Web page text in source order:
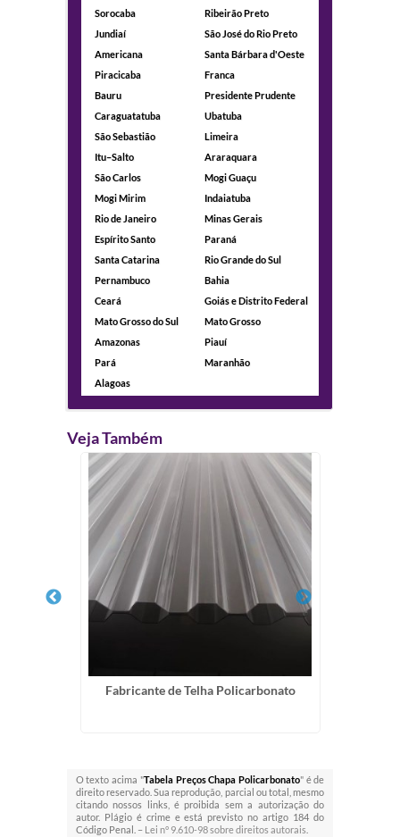
Sorocaba
Ribeirão Preto
Jundiaí
São José do Rio Preto
Americana
Santa Bárbara d'Oeste
Piracicaba
Franca
Bauru
Presidente Prudente
Caraguatatuba
Ubatuba
São Sebastião
Limeira
Itu–Salto
Araraquara
São Carlos
Mogi Guaçu
Mogi Mirim
Indaiatuba
Rio de Janeiro
Minas Gerais
Espírito Santo
Paraná
Santa Catarina
Rio Grande do Sul
Pernambuco
Bahia
Ceará
Goiás e Distrito Federal
Mato Grosso do Sul
Mato Grosso
Amazonas
Piauí
Pará
Maranhão
Alagoas
Veja Também
Fabricante de Telha Policarbonato
O texto acima "Tabela Preços Chapa Policarbonato" é de
direito reservado. Sua reprodução, parcial ou total, mesmo
citando nossos links, é proibida sem a autorização do
autor. Plágio é crime e está previsto no artigo 184 do
Código Penal. – Lei n° 9.610-98 sobre direitos autorais.